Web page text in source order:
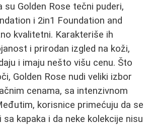
su Golden Rose tečni puderi,
i 2in1 Foundation and
kvalitetni. Karakteriše ih
i prirodan izgled na koži,
i imaju nešto višu cenu. Što
Golden Rose nudi veliki izbor
cenama, sa intenzivnom
korisnice primećuju da se
kapaka i da neke kolekcije nisu